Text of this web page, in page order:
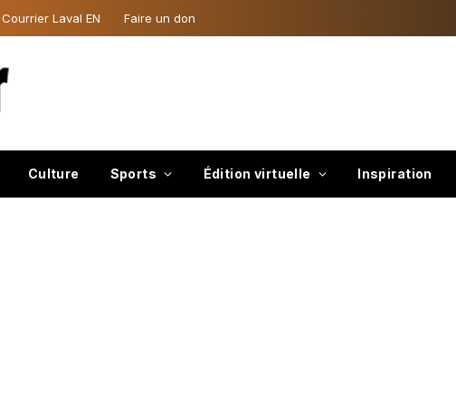
Courrier Laval EN Faire un don
Culture Sports Édition virtuelle Inspiration